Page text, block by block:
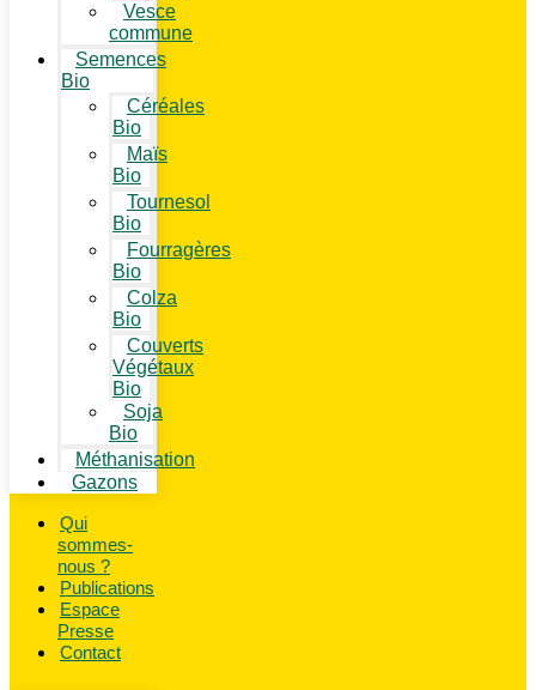
Vesce
commune
Semences
Bio
Céréales
Bio
Maïs
Bio
Tournesol
Bio
Fourragères
Bio
Colza
Bio
Couverts
Végétaux
Bio
Soja
Bio
Méthanisation
Gazons
Qui
sommes-
nous ?
Publications
Espace
Presse
Contact